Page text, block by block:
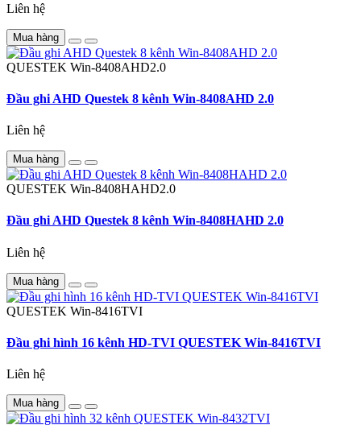
Liên hệ
Mua hàng
QUESTEK Win-8408AHD2.0
Đầu ghi AHD Questek 8 kênh Win-8408AHD 2.0
Liên hệ
Mua hàng
QUESTEK Win-8408HAHD2.0
Đầu ghi AHD Questek 8 kênh Win-8408HAHD 2.0
Liên hệ
Mua hàng
QUESTEK Win-8416TVI
Đầu ghi hình 16 kênh HD-TVI QUESTEK Win-8416TVI
Liên hệ
Mua hàng